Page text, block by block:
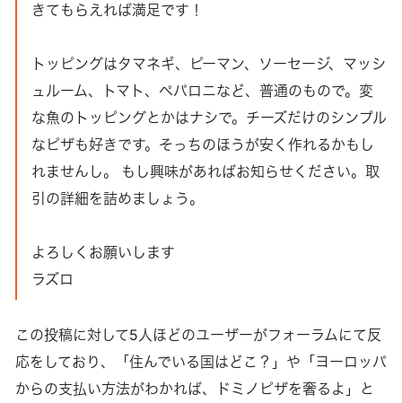
きてもらえれば満足です！
トッピングはタマネギ、ピーマン、ソーセージ、マッシ
ュルーム、トマト、ペパロニなど、普通のもので。変
な魚のトッピングとかはナシで。チーズだけのシンプル
なピザも好きです。そっちのほうが安く作れるかもし
れませんし。 もし興味があればお知らせください。取
引の詳細を詰めましょう。
よろしくお願いします
ラズロ
この投稿に対して5人ほどのユーザーがフォーラムにて反
応をしており、「住んでいる国はどこ？」や「ヨーロッパ
からの支払い方法がわかれば、ドミノピザを奢るよ」と